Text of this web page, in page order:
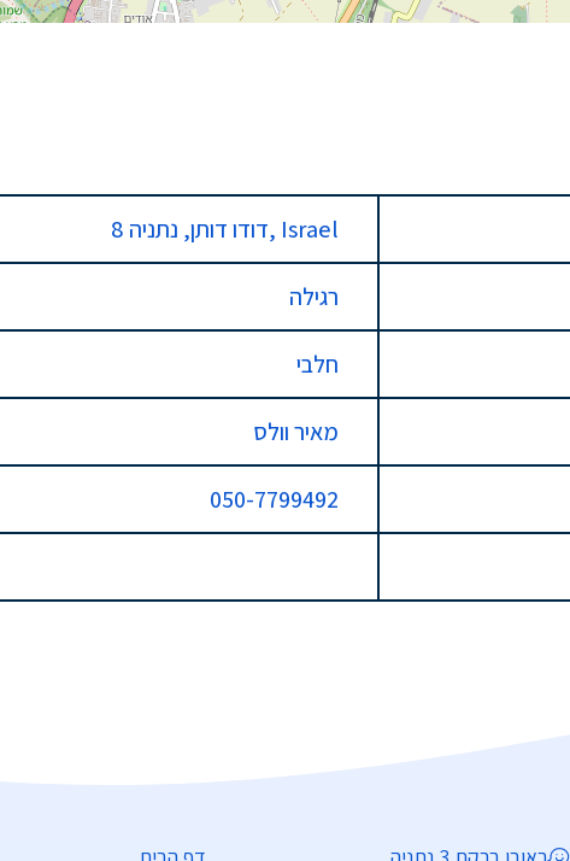
8 דודו דותן, נתניה, Israel
רגילה
חלבי
מאיר וולס
050-7799492